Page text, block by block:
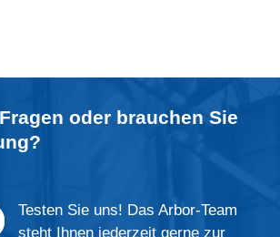
oder brauchen Sie
?
Testen Sie uns! Das Arbor-Team
steht Ihnen jederzeit gerne zur